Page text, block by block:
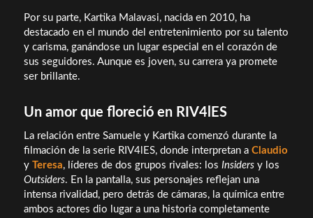
Por su parte, Kartika Malavasi, nacida en 2010, ha
destacado en el mundo del entretenimiento por su talento
y carisma, ganándose un lugar especial en el corazón de
sus seguidores. Aunque es joven, su carrera ya promete
ser brillante.
Un amor que floreció en RIV4lES
La relación entre Samuele y Kartika comenzó durante la
filmación de la serie RIV4lES, donde interpretan a Claudio
y Teresa, líderes de dos grupos rivales: los Insidersy los
Outsiders. En la pantalla, sus personajes reflejan una
intensa rivalidad, pero detrás de cámaras, la química entre
ambos actores dio lugar a una historia completamente